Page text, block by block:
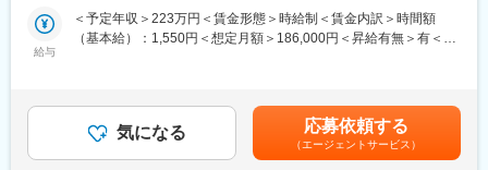
サービスコーディネーター(正職員)への登用※となります。
※本人希望・業務習熟度・勤務実態等に応じて、サービスコーディ
【期間の定め】無
【初任給月額】241,000円
給与
＜予定年収＞223万円＜賃金形態＞時給制＜賃金内訳＞時間額
（基本給）：1,550円＜想定月額＞186,000円＜昇給有無＞有＜残
は、職務内容欄参照。賃金はあくまでも目安の金額であり、選考
を通じて上下する可能性があります。月給(月額)は固定手当を含め
た表記です。
気になる 応募依頼する
（エージェントサービス）